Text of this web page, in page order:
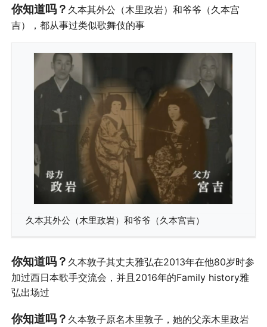
你知道吗？ 久本其外公（木里政岩）和爷爷（久本宫
吉），都从事过类似歌舞伎的事
久本其外公（木里政岩）和爷爷（久本宫吉）
你知道吗？ 久本敦子其丈夫雅弘在2013年在他80岁时参
加过西日本歌手交流会，并且2016年的Family history雅
弘出场过
你知道吗？ 久本敦子原名木里敦子，她的父亲木里政岩